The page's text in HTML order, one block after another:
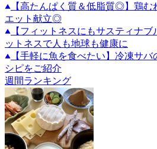
【高たんぱく質＆低脂質◎】鶏む
エット献立◎
【フィットネスにもサスティナ
ットネスで人も地球も健康に
【手軽に魚を食べたい】冷凍サ
シピをご紹介
週間ランキング